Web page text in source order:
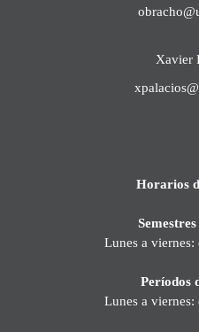
Xavier
Horarios
Lunes a
Períodos
Lunes a